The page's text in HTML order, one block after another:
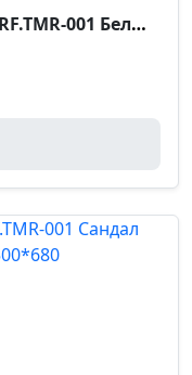
Rift Direct Тумба мобильная RF.TMR-001 Белый Бриллиант/Металл Черный 424*500*680